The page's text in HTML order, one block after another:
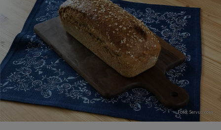
Foto: Servus.com